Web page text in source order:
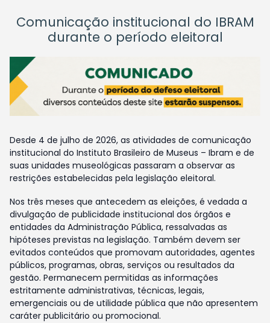
Comunicação institucional do IBRAM
durante o período eleitoral
Desde 4 de julho de 2026, as atividades de comunicação
institucional do Instituto Brasileiro de Museus – Ibram e de
suas unidades museológicas passaram a observar as
restrições estabelecidas pela legislação eleitoral.
Nos três meses que antecedem as eleições, é vedada a
divulgação de publicidade institucional dos órgãos e
entidades da Administração Pública, ressalvadas as
hipóteses previstas na legislação. Também devem ser
evitados conteúdos que promovam autoridades, agentes
públicos, programas, obras, serviços ou resultados da
gestão. Permanecem permitidas as informações
estritamente administrativas, técnicas, legais,
emergenciais ou de utilidade pública que não apresentem
caráter publicitário ou promocional.